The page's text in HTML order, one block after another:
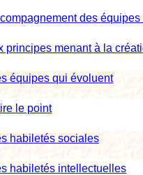
des équipes
principes menant à la
équipes qui évoluent
le point
habiletés sociales
habiletés intellectuelles